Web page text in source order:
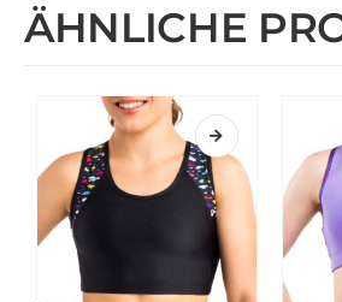
ÄHNLICHE